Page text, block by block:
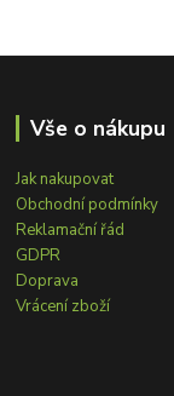
Vše o nákupu
Jak nakupovat
Obchodní podmínky
Reklamační řád
GDPR
Doprava
Vrácení zboží